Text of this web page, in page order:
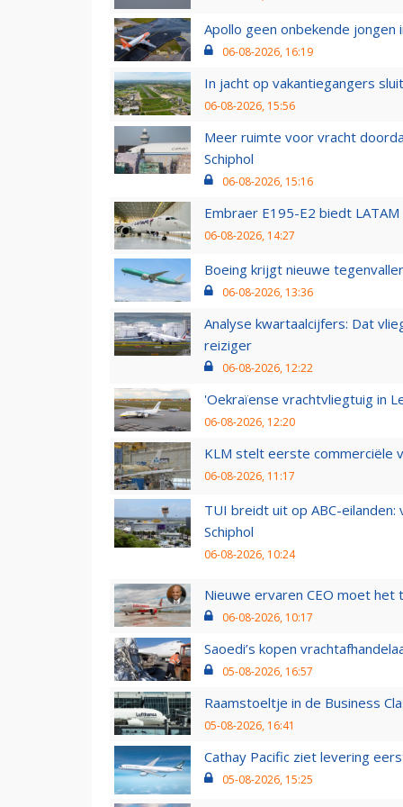
Apollo geen onbekende jongen
06-08-2026, 16:19
In jacht op vakantiegangers
06-08-2026, 15:56
Meer ruimte voor vracht
Schiphol
06-08-2026, 15:16
Embraer E195-E2 biedt
06-08-2026, 14:27
Boeing krijgt nieuwe
06-08-2026, 13:36
Analyse kwartaalcijfers: Dat
reiziger
06-08-2026, 12:22
'Oekraïense vrachtvliegtuig in
06-08-2026, 12:20
KLM stelt eerste commerciële
06-08-2026, 11:17
TUI breidt uit op ABC-
Schiphol
06-08-2026, 10:24
Nieuwe ervaren CEO moet het
06-08-2026, 10:17
Saoedi’s kopen
05-08-2026, 16:57
Raamstoeltje in de Business
05-08-2026, 16:41
Cathay Pacific ziet levering
05-08-2026, 15:25